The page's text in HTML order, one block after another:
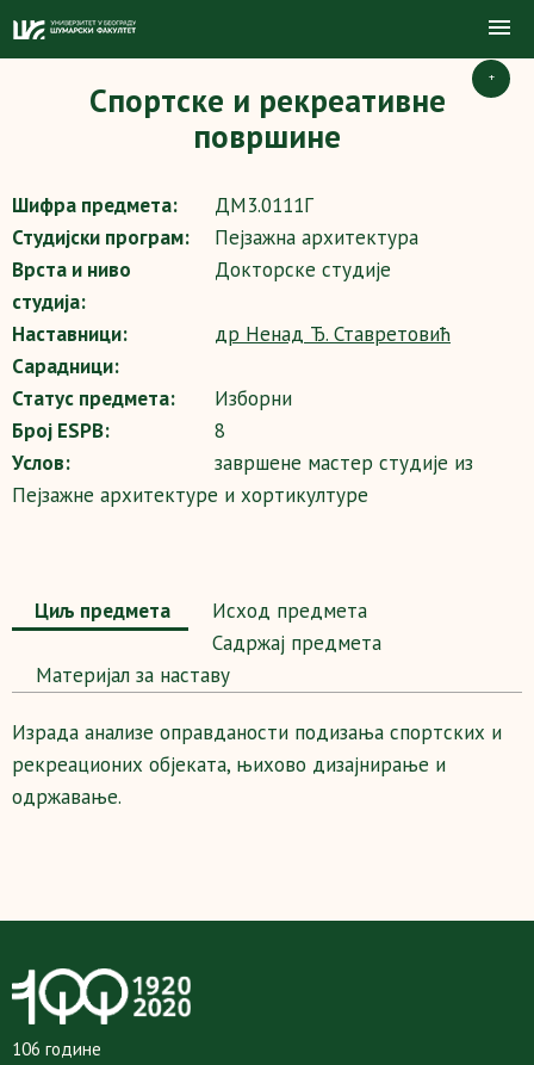
+
Спортске и рекреaтивне
површине
Шифра предмета:
ДМ3.0111Г
Студијски програм:
Пејзажна архитектура
Врста и ниво
студија:
Докторске студије
Наставници:
др Ненад Ђ. Ставретовић
Сарадници:
Статус предмета:
Изборни
Број ESPB:
8
Услов:
завршене мастер студије из
Пејзажне архитектуре и хортикултуре
Циљ предмета
Исход предмета
Садржај предмета
Maтеријал за наставу
Израда анализе оправданости подизањa спортских и
рекреационих објеката, њихово дизајнирање и
одржавање.
106 године